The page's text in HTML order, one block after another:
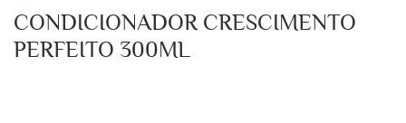
CONDICIONADOR CRESCIMENTO
PERFEITO 300ML